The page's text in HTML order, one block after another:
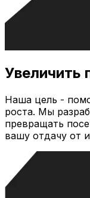
Увеличить
Наша цель -
роста. Мы
превращать
вашу отдачу от